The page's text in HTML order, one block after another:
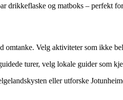
drikkeflaske og matboks – perfekt
omtanke. Velg aktiviteter som ikke
turer, velg lokale guider som
eller utforske